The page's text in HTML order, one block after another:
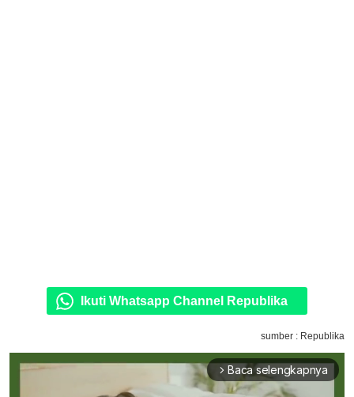
Ikuti Whatsapp Channel Republika
sumber : Republika
arrow_forward_ios Baca selengkapnya